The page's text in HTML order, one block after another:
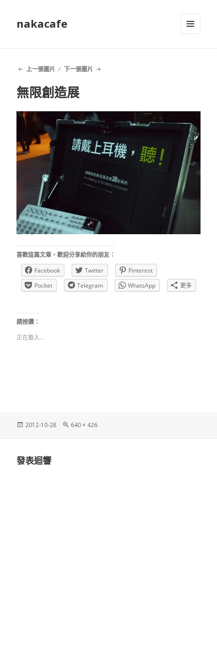
nakacafe
上一張圖片 下一張圖片
無限創造展
喜歡這篇文章，歡迎分享給你的朋友：
Facebook
Twitter
Pinterest
Pocket
Telegram WhatsApp 更多
請按讚：
正在載入...
發
2012-10-28
完
640 × 426
發表迴響